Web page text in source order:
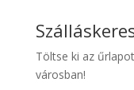
Töltse ki az
városban!